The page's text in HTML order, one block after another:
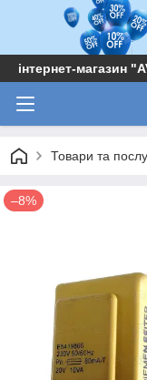
інтернет-магазин
Товари та
–8%